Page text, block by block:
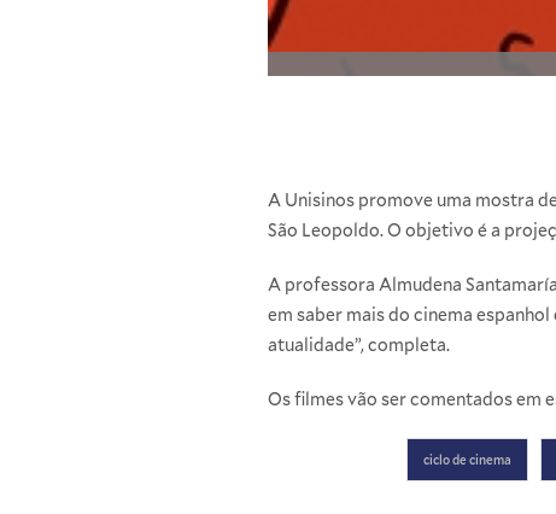
A Unisinos promove uma mostra
São Leopoldo. O objetivo é a
A professora Almudena
em saber mais do cinema
atualidade”, completa.
Os filmes vão ser comentados em
ciclo de cinema